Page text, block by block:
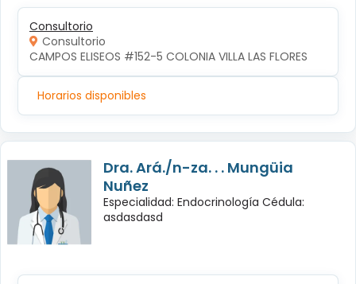
Consultorio
Consultorio
CAMPOS ELISEOS #152-5 COLONIA VILLA LAS FLORES
Horarios disponibles
Dra. Ará./n-za. . . Mungüia
Nuñez
Especialidad: Endocrinología Cédula:
asdasdasd